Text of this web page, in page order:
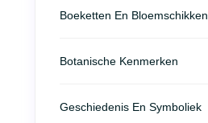
Boeketten En Bloemschikken
Botanische Kenmerken
Geschiedenis En Symboliek